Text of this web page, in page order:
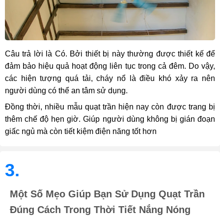
Câu trả lời là Có. Bởi thiết bị này thường được thiết kế để
đảm bảo hiệu quả hoạt động liên tục trong cả đêm. Do vậy,
các hiện tượng quá tải, cháy nổ là điều khó xảy ra nên
người dùng có thể an tâm sử dụng.
Đồng thời, nhiều mẫu quạt trần hiện nay còn được trang bị
thêm chế độ hẹn giờ. Giúp người dùng không bị gián đoạn
giấc ngủ mà còn tiết kiệm điện năng tốt hơn
3.
Một Số Mẹo Giúp Bạn Sử Dụng Quạt Trần
Đúng Cách Trong Thời Tiết Nắng Nóng